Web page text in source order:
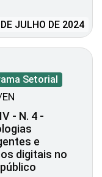
JULHO DE 2024
Setorial
- N. 4 -
e
digitais no